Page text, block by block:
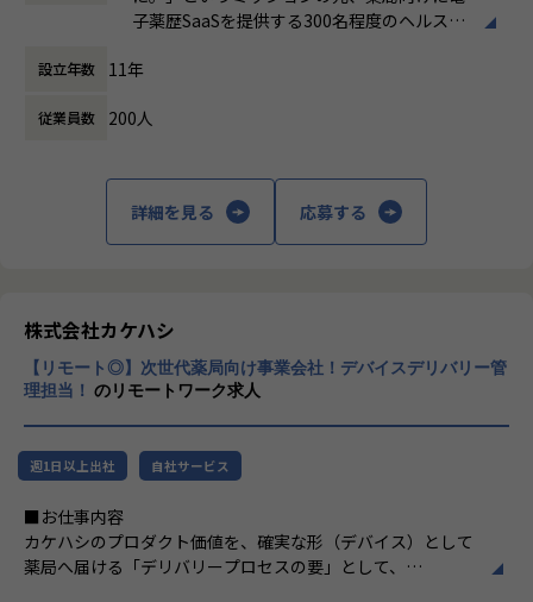
SHIFTおよびHOPESともに、前年比120％以上の成長を継続
平均年齢は32歳。若手からベテランまで幅広い年代が活躍し
聞かれる、柔軟で前向きなカルチャーが根付いています。
極採用中。地域に根ざした働き方も可能です。
▼プロジェクト体制・安心感
プロジェクトには、当社社員とパートナー企業のメンバーで
はなく、チームで協力しながら業務を進める環境が整ってい
■募集背景
売上過去最高記録を更新している当社では、今まさに第二次
会社の規定に準ずる
時間外労働の有無： 有（月平均20時間）
休憩時間： 60分
子薬歴SaaSを提供する300名程度のヘルスケ
国で約5万5千店）存在する薬局ですが、まだ
に成長可能性が高いマーケットでもありま
す。
患者の健康に寄り添える場所として、薬局か
業にも取り組み始めています。
#薬局体験アシスタント｜Musubi
#薬局経営”見える化”クラウド｜Musubi Insi
ght
＃医薬品在庫管理・発注システム｜Musubi A
＃薬局・薬剤師コミュニティ｜MusuViva!
設立年数 11年
従業員数 200人
詳細を見る 応募する
株式会社カケハシ
【リモート◎】次世代薬局向け事業会社！デバイスデリバリー管
理担当！ のリモートワーク求人
週1日以上出社 自社サービス
■お仕事内容
カケハシのプロダクト価値を、確実な形（デバイス）として
薬局へ届ける「デリバリープロセスの要」として、